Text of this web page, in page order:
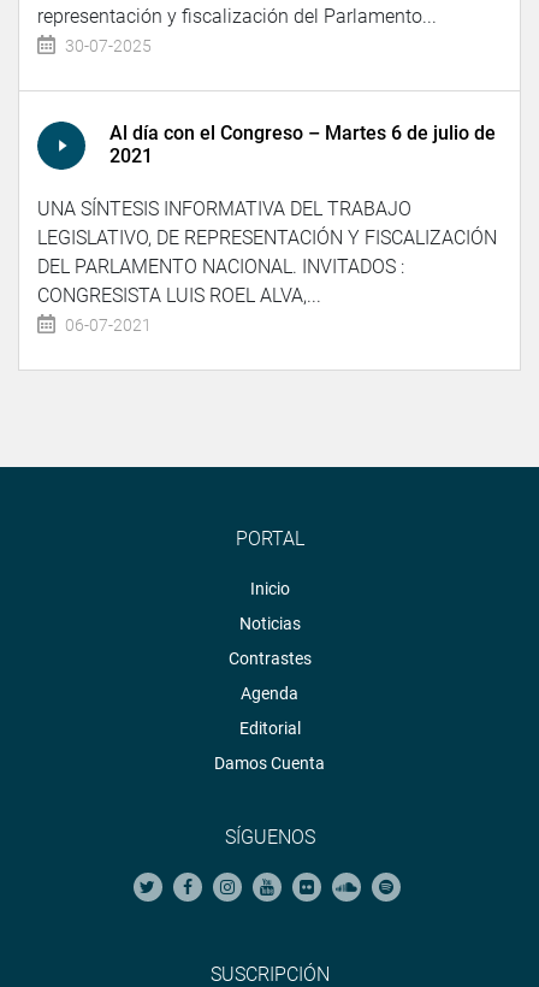
representación y fiscalización del Parlamento...
30-07-2025
Al día con el Congreso – Martes 6 de julio de
2021
UNA SÍNTESIS INFORMATIVA DEL TRABAJO
LEGISLATIVO, DE REPRESENTACIÓN Y FISCALIZACIÓN
DEL PARLAMENTO NACIONAL. INVITADOS :
CONGRESISTA LUIS ROEL ALVA,...
06-07-2021
PORTAL
Inicio
Noticias
Contrastes
Agenda
Editorial
Damos Cuenta
SÍGUENOS
SUSCRIPCIÓN